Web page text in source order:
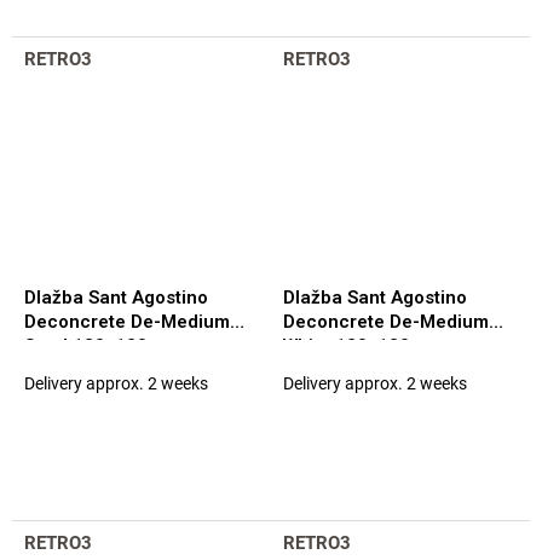
RETRO3
Dlažba Sant Agostino
Deconcrete De-Medium
Sand 120x120
Delivery approx. 2 weeks
RETRO3
Dlažba Sant Agostino
Deconcrete De-Medium
White 120x120
Delivery approx. 2 weeks
RETRO3 RETRO3